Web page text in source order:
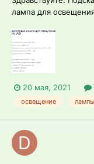
лампа для
покупать, не
20 мая, 2021
освещение